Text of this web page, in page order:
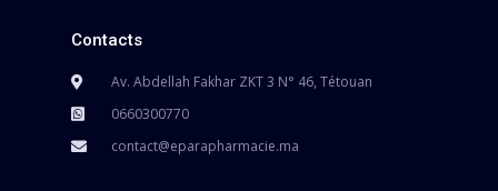
Contacts
Av. Abdellah Fakhar ZKT 3 N° 46, Tétouan
0660300770
contact@eparapharmacie.ma